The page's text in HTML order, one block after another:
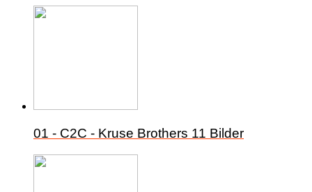
01 - C2C - Kruse Brothers 11 Bilder